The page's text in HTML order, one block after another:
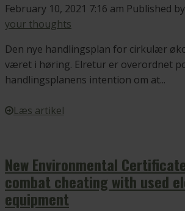
February 10, 2021 7:16 am Published by
your thoughts
Den nye handlingsplan for cirkulær
været i høring. Elretur er overordnet
handlingsplanens intention om at...
Læs artikel
New Environmental
combat cheating with used
equipment